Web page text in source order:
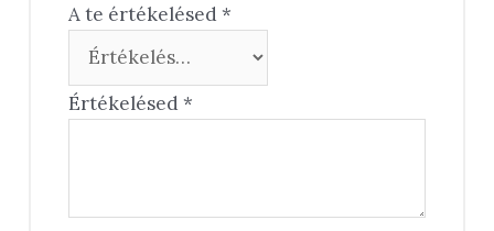
A te értékelésed*
Értékelésed*